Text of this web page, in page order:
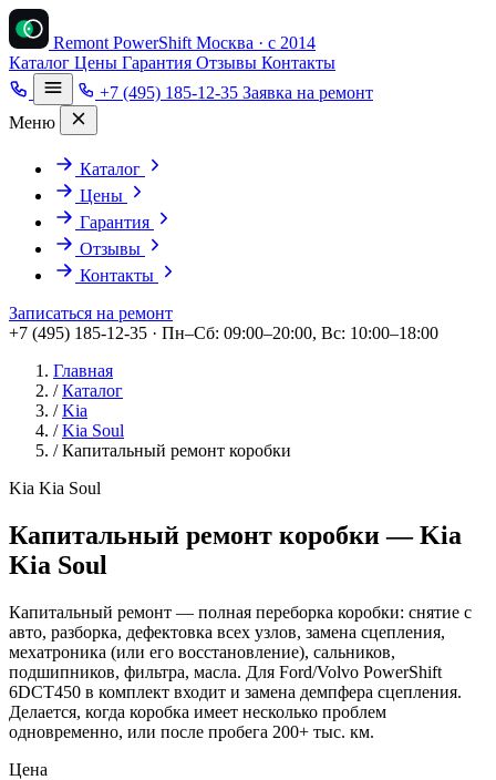
Remont PowerShift Москва · с 2014
Каталог Цены Гарантия Отзывы Контакты
+7 (495) 185-12-35 Заявка на ремонт
Меню
Каталог
Цены
Гарантия
Отзывы
Контакты
Записаться на ремонт
+7 (495) 185-12-35 · Пн–Сб: 09:00–20:00, Вс: 10:00–18:00
Главная
/ Каталог
/ Kia
/ Kia Soul
/ Капитальный ремонт коробки
Kia Kia Soul
Капитальный ремонт коробки — Kia
Kia Soul
Капитальный ремонт — полная переборка коробки: снятие с
авто, разборка, дефектовка всех узлов, замена сцепления,
мехатроника (или его восстановление), сальников,
подшипников, фильтра, масла. Для Ford/Volvo PowerShift
6DCT450 в комплект входит и замена демпфера сцепления.
Делается, когда коробка имеет несколько проблем
одновременно, или после пробега 200+ тыс. км.
Цена